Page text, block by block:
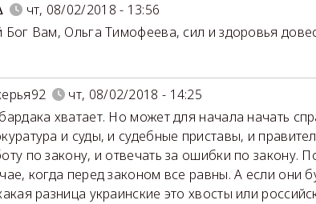
чт, 08/02/2018 - 13:56
Бог Вам, Ольга Тимофеева, сил и здоровья
чт, 08/02/2018 - 14:25
хватает. Но может для начала начать
и суды, и судебные приставы, и
по закону, и отвечать за ошибки по закону.
когда перед законом все равны. А если они
разница украинские это хвосты или